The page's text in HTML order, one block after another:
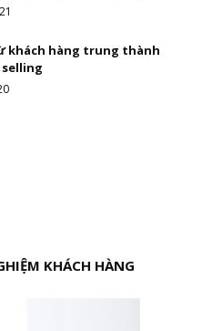
khách hàng trung thành
selling
KHÁCH HÀNG